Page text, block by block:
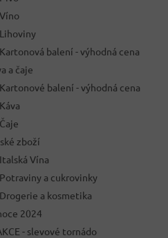
Víno
Lihoviny
Kartonová balení - výhodná cena
a čaje
Kartonové balení - výhodná cena
Káva
Čaje
zboží
Italská Vína
Potraviny a cukrovinky
Drogerie a kosmetika
2024
- slevové tornádo